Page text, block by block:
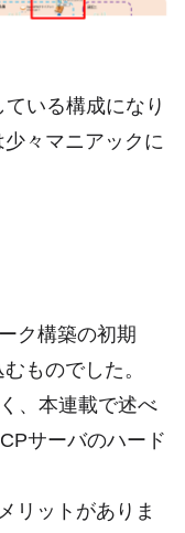
いる構成になり
々マニアックに
ク構築の初期
ものでした。
、本連載で述べ
サーバのハード
リットがありま